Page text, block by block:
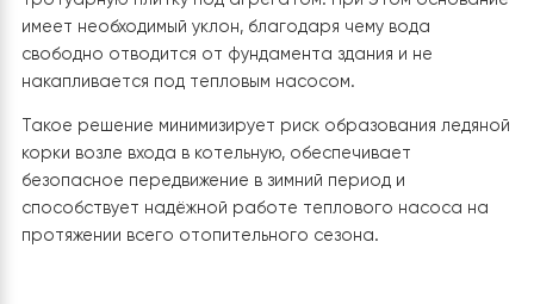
количество конденсата. При отсутствии правильно
организованного водоотведения вода может
скапливаться под наружным блоком, замерзать и
оборудования, создаёт опасность для людей и может
негативно влиять на прилегающую территорию.
В данном проекте наружный блок установлен